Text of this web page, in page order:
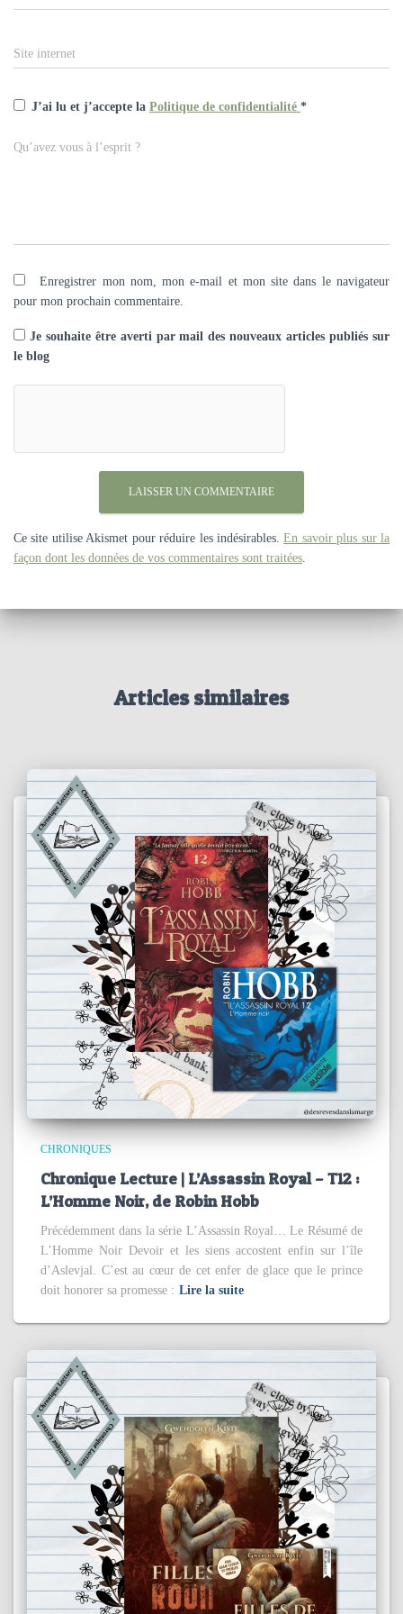
Site internet
J’ai lu et j’accepte la Politique de confidentialité *
Qu’avez vous à l’esprit ?
Enregistrer mon nom, mon e-mail et mon site dans le navigateur
pour mon prochain commentaire.
Je souhaite être averti par mail des nouveaux articles publiés sur
le blog
Ce site utilise Akismet pour réduire les indésirables.En savoir plus sur la
façon dont les données de vos commentaires sont traitées
Articles similaires
CHRONIQUES
Chronique Lecture | L’Assassin Royal – T12 :
L’Homme Noir, de Robin Hobb
Précédemment dans la série L’Assassin Royal… Le Résumé de
L’Homme Noir Devoir et les siens accostent enfin sur l’île
d’Aslevjal. C’est au cœur de cet enfer de glace que le prince
doit honorer sa promesse : Lire la suite